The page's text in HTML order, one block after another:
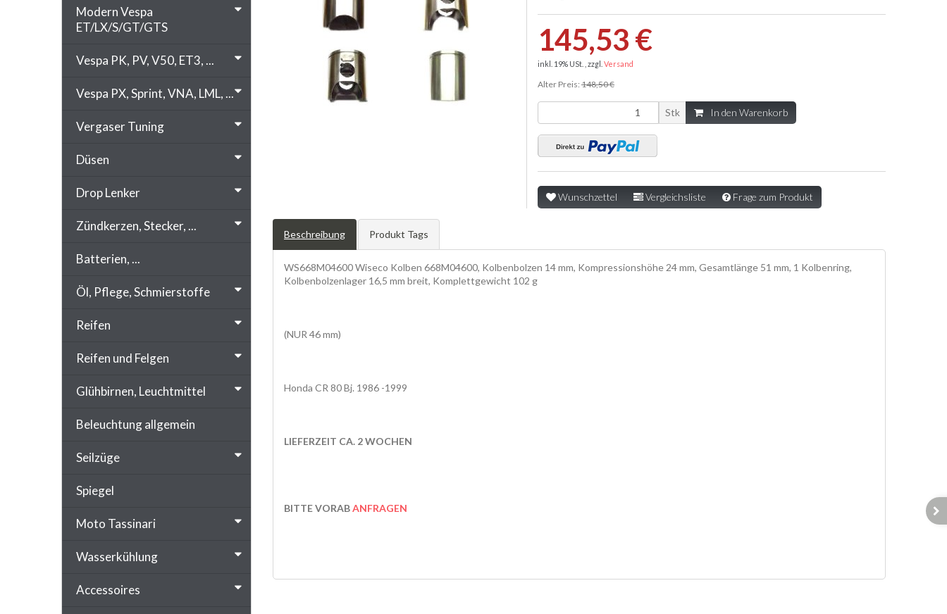
145,53 €
inkl. 19% USt. , zzgl. Versand
Alter Preis: 148,50 €
Stk In den Warenkorb
Wunschzettel Vergleichsliste Frage zum Produkt
Beschreibung Produkt Tags
WS668M04600 Wiseco Kolben 668M04600, Kolbenbolzen 14 mm, Kompressionshöhe 24 mm, Gesamtlänge 51 mm, 1 Kolbenring,
Kolbenbolzenlager 16,5 mm breit, Komplettgewicht 102 g
(NUR 46 mm)
Honda CR 80 Bj. 1986 -1999
LIEFERZEIT CA. 2 WOCHEN
BITTE VORABANFRAGEN
Modern Vespa
ET/LX/S/GT/GTS
Vespa PK, PV, V50, ET3, ...
Vespa PX, Sprint, VNA, LML, ...
Vergaser Tuning
Düsen
Drop Lenker
Zündkerzen, Stecker, ...
Batterien, ...
Öl, Pflege, Schmierstoffe
Reifen
Reifen und Felgen
Glühbirnen, Leuchtmittel
Beleuchtung allgemein
Seilzüge
Spiegel
Moto Tassinari
Wasserkühlung
Accessoires